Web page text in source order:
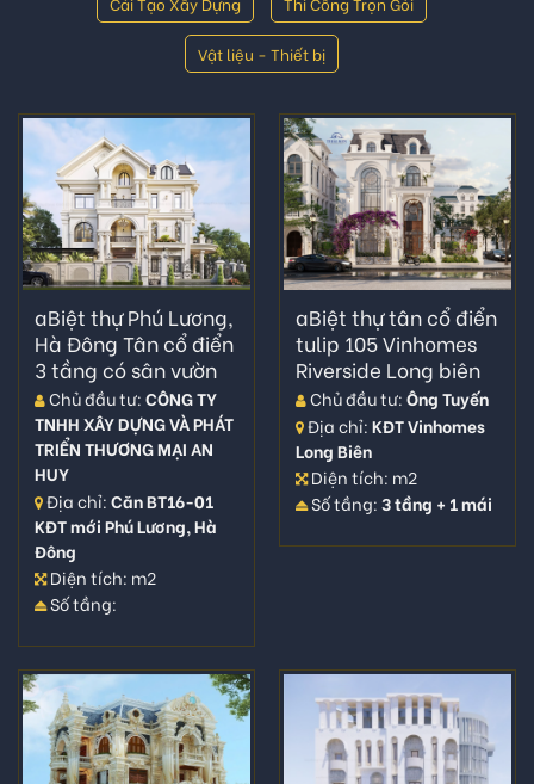
Vật liệu - Thiết bị
aBiệt thự Phú Lương,
Hà Đông Tân cổ điển
3 tầng có sân vườn
Chủ đầu tư: CÔNG TY
TNHH XÂY DỰNG VÀ PHÁT
TRIỂN THƯƠNG MẠI AN
HUY
Địa chỉ: Căn BT16-01
KĐT mới Phú Lương, Hà
Đông
Diện tích: m2
Số tầng:
aBiệt thự tân cổ điển
tulip 105 Vinhomes
Riverside Long biên
Chủ đầu tư: Ông Tuyến
Địa chỉ: KĐT Vinhomes
Long Biên
Diện tích: m2
Số tầng: 3 tầng + 1 mái